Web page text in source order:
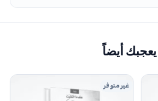
أيضاً
غير متوفر